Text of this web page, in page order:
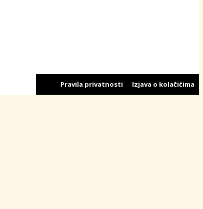
Pravila privatnosti Izjava o kolačićima